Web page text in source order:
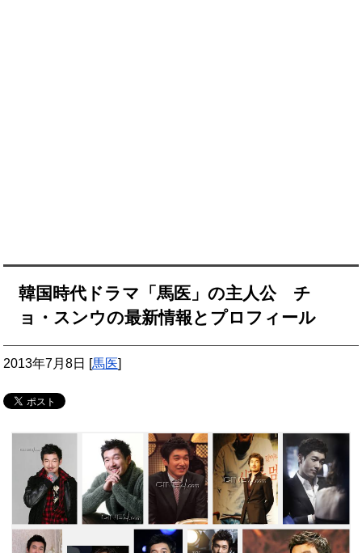
韓国時代ドラマ「馬医」の主人公 チ
ョ・スンウの最新情報とプロフィール
2013年7月8日 [馬医]